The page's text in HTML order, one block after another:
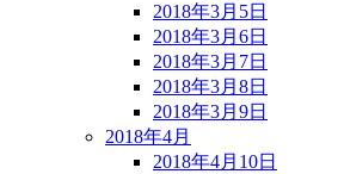
2018年3月5日
2018年3月6日
2018年3月7日
2018年3月8日
2018年3月9日
2018年4月
2018年4月10日